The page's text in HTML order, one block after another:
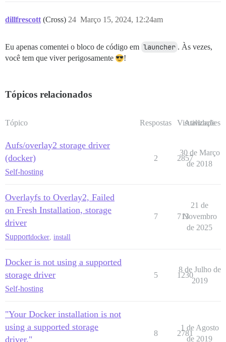
dillfrescott (Cross) Março 15, 2024, 12:24am
24
Eu apenas comentei o bloco de código em launcher . Às vezes,
você tem que viver perigosamente
!
Tópicos relacionados
Tópico Respostas Visualizações
Atividade
Aufs/overlay2 storage driver
(docker)
Self-hosting
2 2857
30 de Março
de 2018
Overlayfs to Overlay2, Failed
on Fresh Installation, storage
driver
Supportdocker install
7 713
21 de
Novembro
de 2025
Docker is not using a supported
storage driver
Self-hosting
5 1230
8 de Julho de
2019
"Your Docker installation is not
using a supported storage
driver."
8 2781
1 de Agosto
de 2019